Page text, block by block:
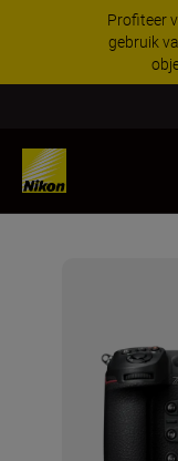
Profiteer
gebruik